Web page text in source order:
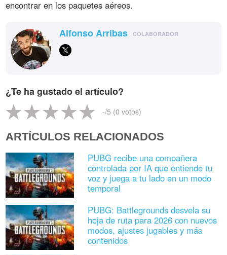
encontrar en los paquetes aéreos.
Alfonso Arribas COLABORADOR
¿Te ha gustado el artículo?
-/5 (0 votos)
ARTÍCULOS RELACIONADOS
PUBG recibe una compañera
controlada por IA que entiende tu
voz y juega a tu lado en un modo
temporal
PUBG: Battlegrounds desvela su
hoja de ruta para 2026 con nuevos
modos, ajustes jugables y más
contenidos